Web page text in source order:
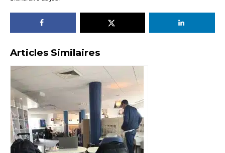
Articles Similaires